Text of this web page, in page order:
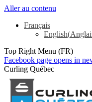
Aller au contenu
Français
English(
Top Right Menu (FR)
Facebook page opens in
Curling Québec